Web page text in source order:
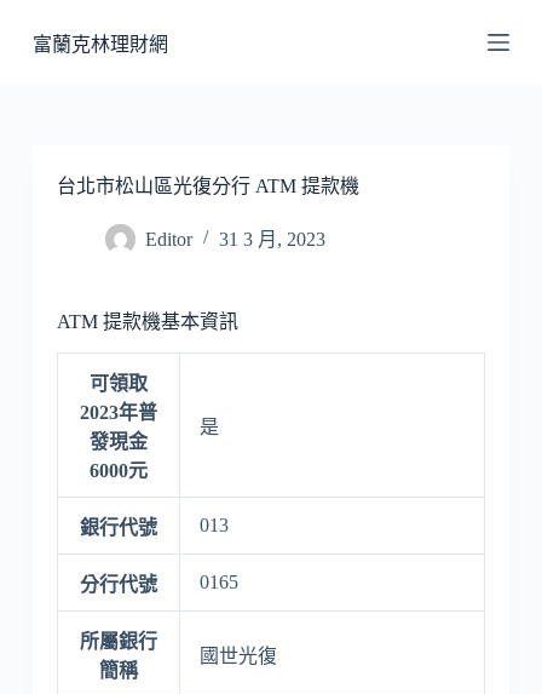
至
富蘭克林理財網
台北市松山區光復分行 ATM 提款機
Editor 31 3 月, 2023
ATM 提款機基本資訊
可領取
2023年普
發現金
6000元
是
銀行代號 013
分行代號 0165
所屬銀行
簡稱
國世光復